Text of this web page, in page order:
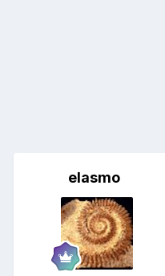
elasmo